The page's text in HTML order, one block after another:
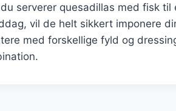
serverer quesadillas med fisk
vil de helt sikkert imponere
med forskellige fyld og